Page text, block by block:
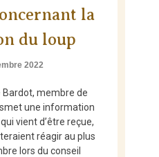
la
du loup
2022
Bardot, membre de
une information
vient d’être reçue,
réagir au plus
lors du conseil